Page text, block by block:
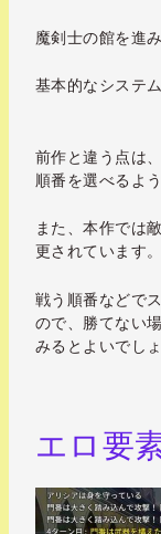
魔剣士の館を進
基本的なシステ
前作と違う点は
順番を選べるよ
また、本作では
更されています。
戦う順番などで
ので、勝てない
みるとよいでしょ
エロ要